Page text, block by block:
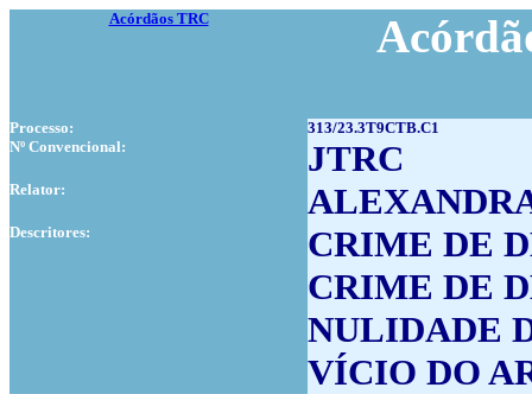
Acórdãos TRC
Processo:
313/23.3T9CTB.C1
Nº Convencional:
JTRC
Relator:
Descritores:
CRIME DE
CRIME DE
NULIDADE
VÍCIO DO